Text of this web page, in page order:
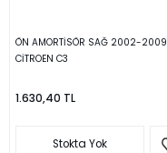
ÖN AMORTİSÖR SAĞ 2002-2009
CİTROEN C3
1.630,40 TL
Stokta Yok